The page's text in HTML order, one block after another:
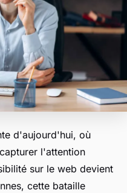
d'aujourd'hui, où
l'attention
sur le web devient
cette bataille